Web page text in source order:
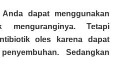
dapat menggunakan
Tetapi
oles karena dapat
Sedangkan